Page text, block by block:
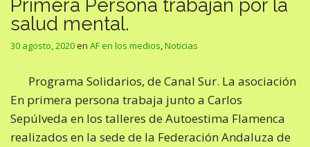
Primera Persona trabajan por la
salud mental.
30 agosto, 2020en AF en los medios,Noticias
Programa Solidarios, de Canal Sur. La asociación
En primera persona trabaja junto a Carlos
Sepúlveda en los talleres de Autoestima Flamenca
realizados en la sede de la Federación Andaluza de